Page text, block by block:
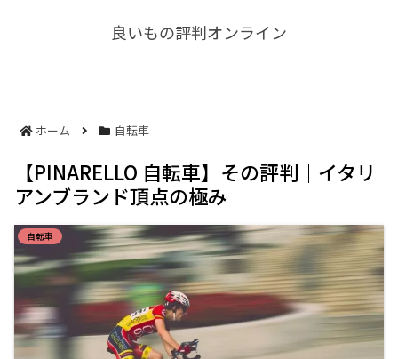
良いもの評判オンライン
ホーム 自転車
【PINARELLO 自転車】その評判｜イタリ
アンブランド頂点の極み
自転車